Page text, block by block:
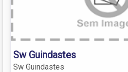
Sw Guindastes
Sw Guindastes